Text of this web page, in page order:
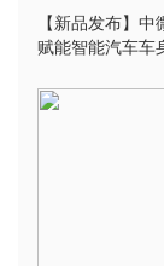
【新品发布】
赋能智能汽车车